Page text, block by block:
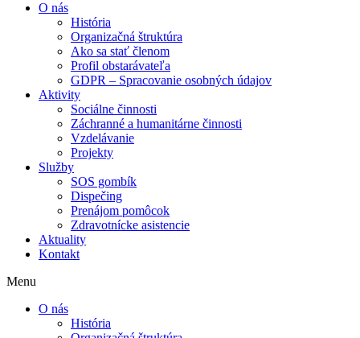
O nás
História
Organizačná štruktúra
Ako sa stať členom
Profil obstarávateľa
GDPR – Spracovanie osobných údajov
Aktivity
Sociálne činnosti
Záchranné a humanitárne činnosti
Vzdelávanie
Projekty
Služby
SOS gombík
Dispečing
Prenájom pomôcok
Zdravotnícke asistencie
Aktuality
Kontakt
Menu
O nás
História